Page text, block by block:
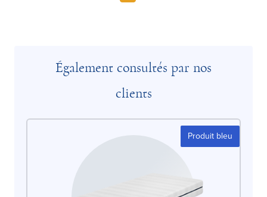
Également consultés par nos
clients
Produit bleu